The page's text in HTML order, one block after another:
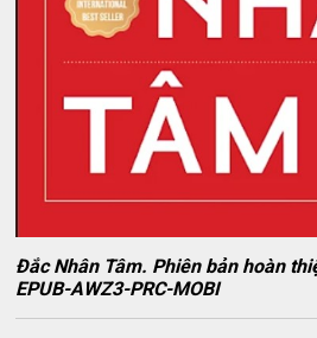
Đắc Nhân Tâm. Phiên bản hoàn
EPUB-AWZ3-PRC-MOBI